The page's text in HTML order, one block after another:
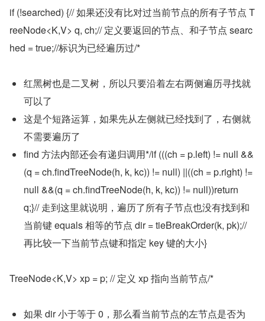
if (!searched) {// 如果还没有比对过当前节点的所有子节点 T
reeNode<K,V> q, ch;// 定义要返回的节点、和子节点 searc
hed = true;//标识为已经遍历过/*
红黑树也是二叉树，所以只要沿着左右两侧遍历寻找就
可以了
这是个短路运算，如果先从左侧就已经找到了，右侧就
不需要遍历了
find 方法内部还会有递归调用*/if (((ch = p.left) != null &&
(q = ch.findTreeNode(h, k, kc)) != null) ||((ch = p.right) !=
null &&(q = ch.findTreeNode(h, k, kc)) != null))return
q;}// 走到这里就说明，遍历了所有子节点也没有找到和
当前键 equals 相等的节点 dir = tieBreakOrder(k, pk);//
再比较一下当前节点键和指定 key 键的大小}
TreeNode<K,V> xp = p; // 定义 xp 指向当前节点/*
如果 dir 小于等于 0，那么看当前节点的左节点是否为